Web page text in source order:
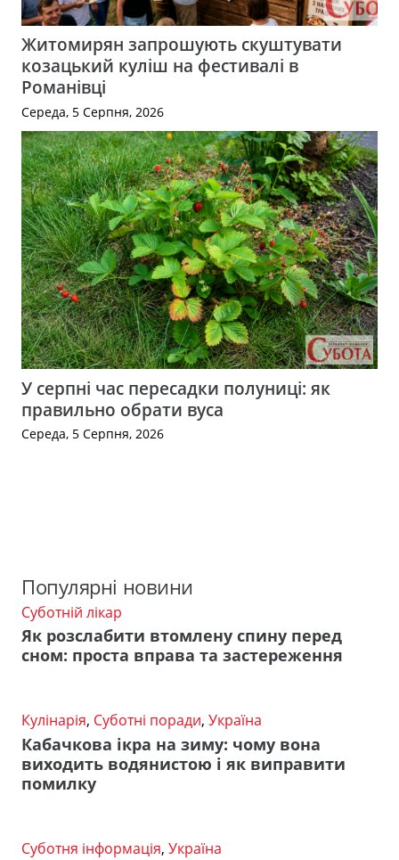
Житомирян запрошують скуштувати
козацький куліш на фестивалі в
Романівці
Середа, 5 Серпня, 2026
У серпні час пересадки полуниці: як
правильно обрати вуса
Середа, 5 Серпня, 2026
Популярні новини
Суботній лікар
Як розслабити втомлену спину перед
сном: проста вправа та застереження
Кулінарія, Суботні поради, Україна
Кабачкова ікра на зиму: чому вона
виходить водянистою і як виправити
помилку
Суботня інформація, Україна